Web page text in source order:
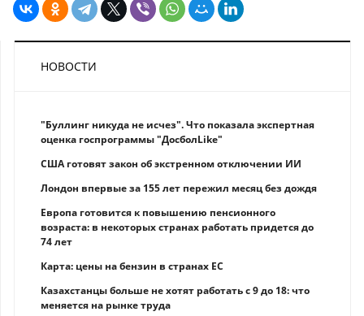
НОВОСТИ
"Буллинг никуда не исчез". Что показала экспертная
оценка госпрограммы "ДосболLike"
США готовят закон об экстренном отключении ИИ
Лондон впервые за 155 лет пережил месяц без дождя
Европа готовится к повышению пенсионного
возраста: в некоторых странах работать придется до
74 лет
Карта: цены на бензин в странах ЕС
Казахстанцы больше не хотят работать с 9 до 18: что
меняется на рынке труда